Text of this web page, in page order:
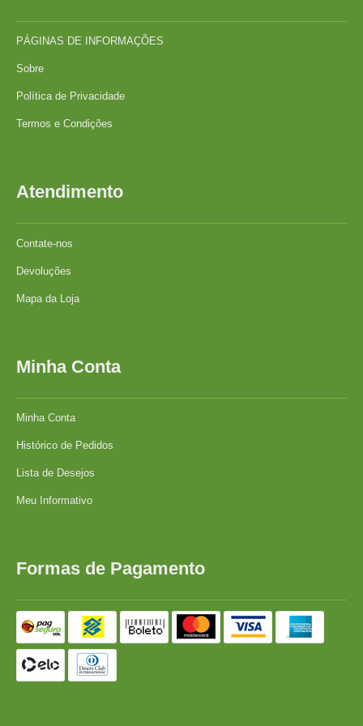
PÁGINAS DE INFORMAÇÕES
Sobre
Política de Privacidade
Termos e Condições
Atendimento
Contate-nos
Devoluções
Mapa da Loja
Minha Conta
Minha Conta
Histórico de Pedidos
Lista de Desejos
Meu Informativo
Formas de Pagamento